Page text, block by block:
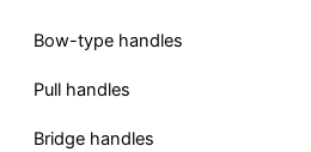
Bow-type handles
Pull handles
Bridge handles